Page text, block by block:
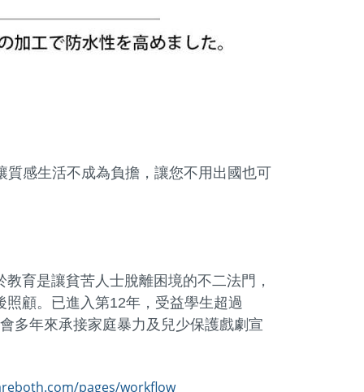
感生活不成為負擔，讓您不用出國也可
育是讓貧苦人士脫離困境的不二法門，
顧。已進入第12年，受益學生超過
多年來承接家庭暴力及兒少保護戲劇宣
pages/workflow